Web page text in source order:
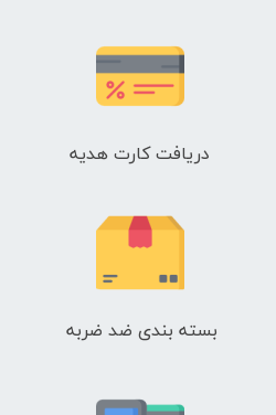
دریافت کارت هدیه
بسته بندی ضد ضربه